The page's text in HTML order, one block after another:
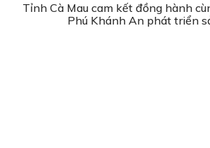
Tỉnh Cà Mau cam kết đồng hành
Phú Khánh An phát triển